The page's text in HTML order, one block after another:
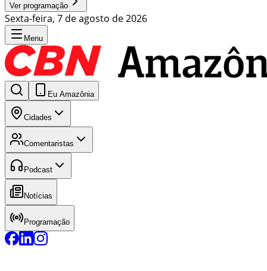
Ver programação
Sexta-feira, 7 de agosto de 2026
Menu
Eu Amazônia
Cidades
Comentaristas
Podcast
Notícias
Programação